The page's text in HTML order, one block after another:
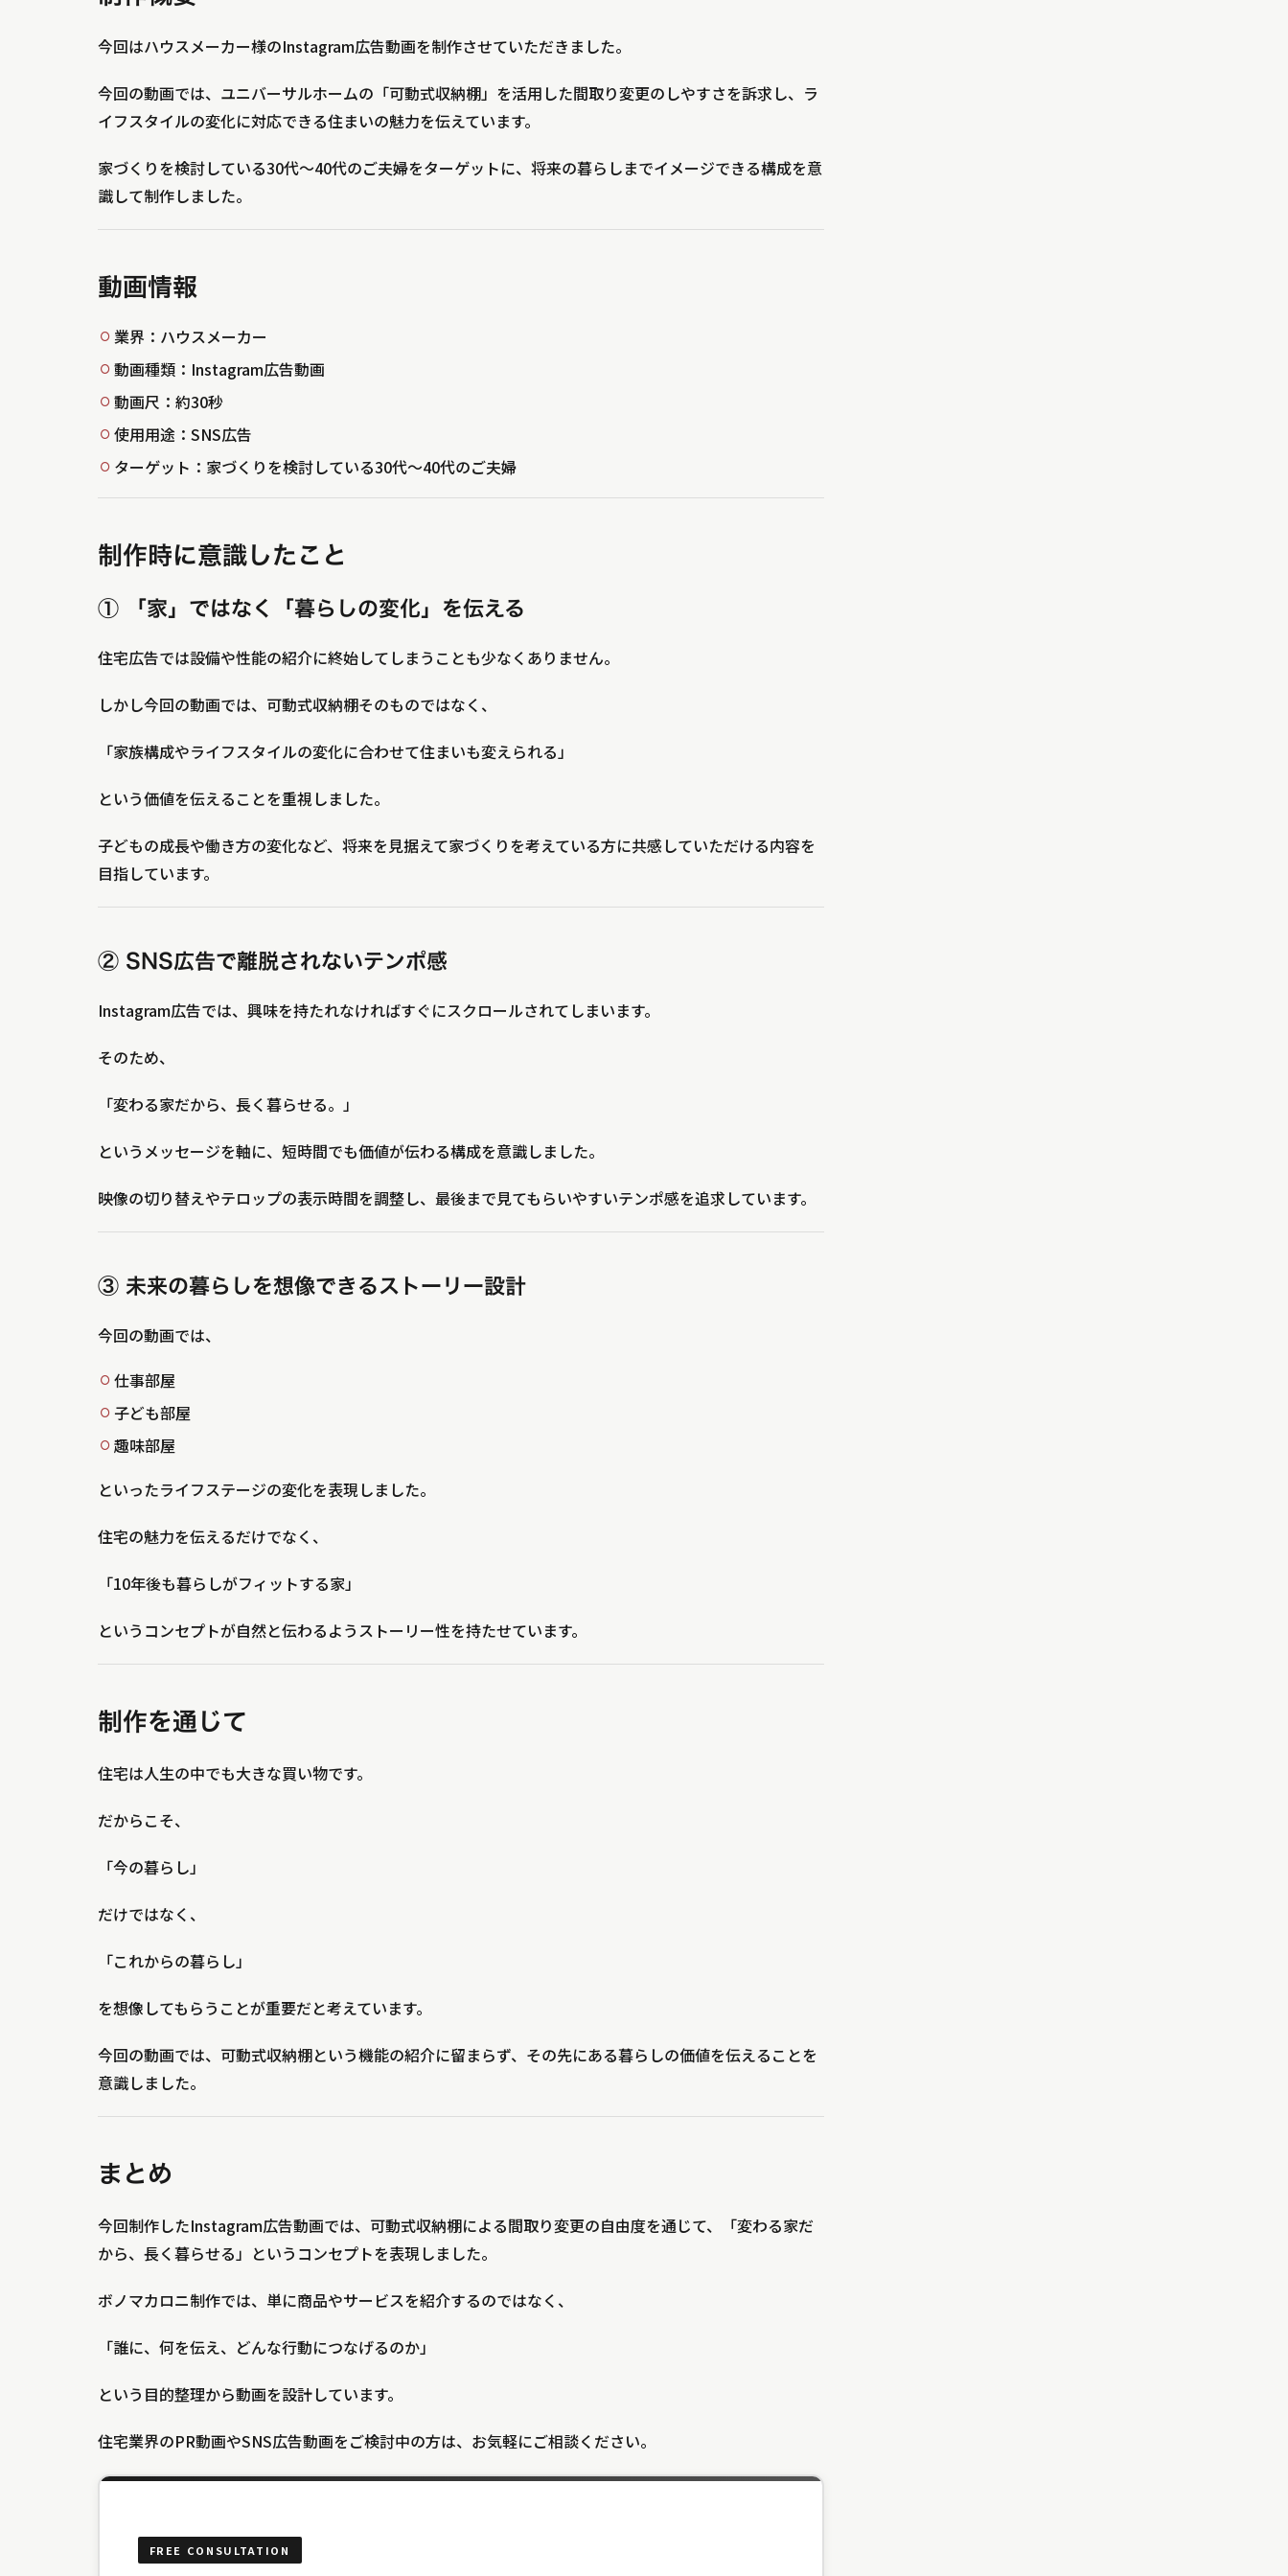
今回はハウスメーカー様のInstagram広告動画を制作させていただきました。
今回の動画では、ユニバーサルホームの「可動式収納棚」を活用した間取り変更のしやすさを訴求し、ラ
イフスタイルの変化に対応できる住まいの魅力を伝えています。
家づくりを検討している30代〜40代のご夫婦をターゲットに、将来の暮らしまでイメージできる構成を意
識して制作しました。
動画情報
業界：ハウスメーカー
動画種類：Instagram広告動画
動画尺：約30秒
使用用途：SNS広告
ターゲット：家づくりを検討している30代〜40代のご夫婦
制作時に意識したこと
① 「家」ではなく「暮らしの変化」を伝える
住宅広告では設備や性能の紹介に終始してしまうことも少なくありません。
しかし今回の動画では、可動式収納棚そのものではなく、
「家族構成やライフスタイルの変化に合わせて住まいも変えられる」
という価値を伝えることを重視しました。
子どもの成長や働き方の変化など、将来を見据えて家づくりを考えている方に共感していただける内容を
目指しています。
② SNS広告で離脱されないテンポ感
Instagram広告では、興味を持たれなければすぐにスクロールされてしまいます。
そのため、
「変わる家だから、長く暮らせる。」
というメッセージを軸に、短時間でも価値が伝わる構成を意識しました。
映像の切り替えやテロップの表示時間を調整し、最後まで見てもらいやすいテンポ感を追求しています。
③ 未来の暮らしを想像できるストーリー設計
今回の動画では、
仕事部屋
子ども部屋
趣味部屋
といったライフステージの変化を表現しました。
住宅の魅力を伝えるだけでなく、
「10年後も暮らしがフィットする家」
というコンセプトが自然と伝わるようストーリー性を持たせています。
制作を通じて
住宅は人生の中でも大きな買い物です。
だからこそ、
「今の暮らし」
だけではなく、
「これからの暮らし」
を想像してもらうことが重要だと考えています。
今回の動画では、可動式収納棚という機能の紹介に留まらず、その先にある暮らしの価値を伝えることを
意識しました。
まとめ
今回制作したInstagram広告動画では、可動式収納棚による間取り変更の自由度を通じて、「変わる家だ
から、長く暮らせる」というコンセプトを表現しました。
ボノマカロニ制作では、単に商品やサービスを紹介するのではなく、
「誰に、何を伝え、どんな行動につなげるのか」
という目的整理から動画を設計しています。
住宅業界のPR動画やSNS広告動画をご検討中の方は、お気軽にご相談ください。
FREE CONSULTATION